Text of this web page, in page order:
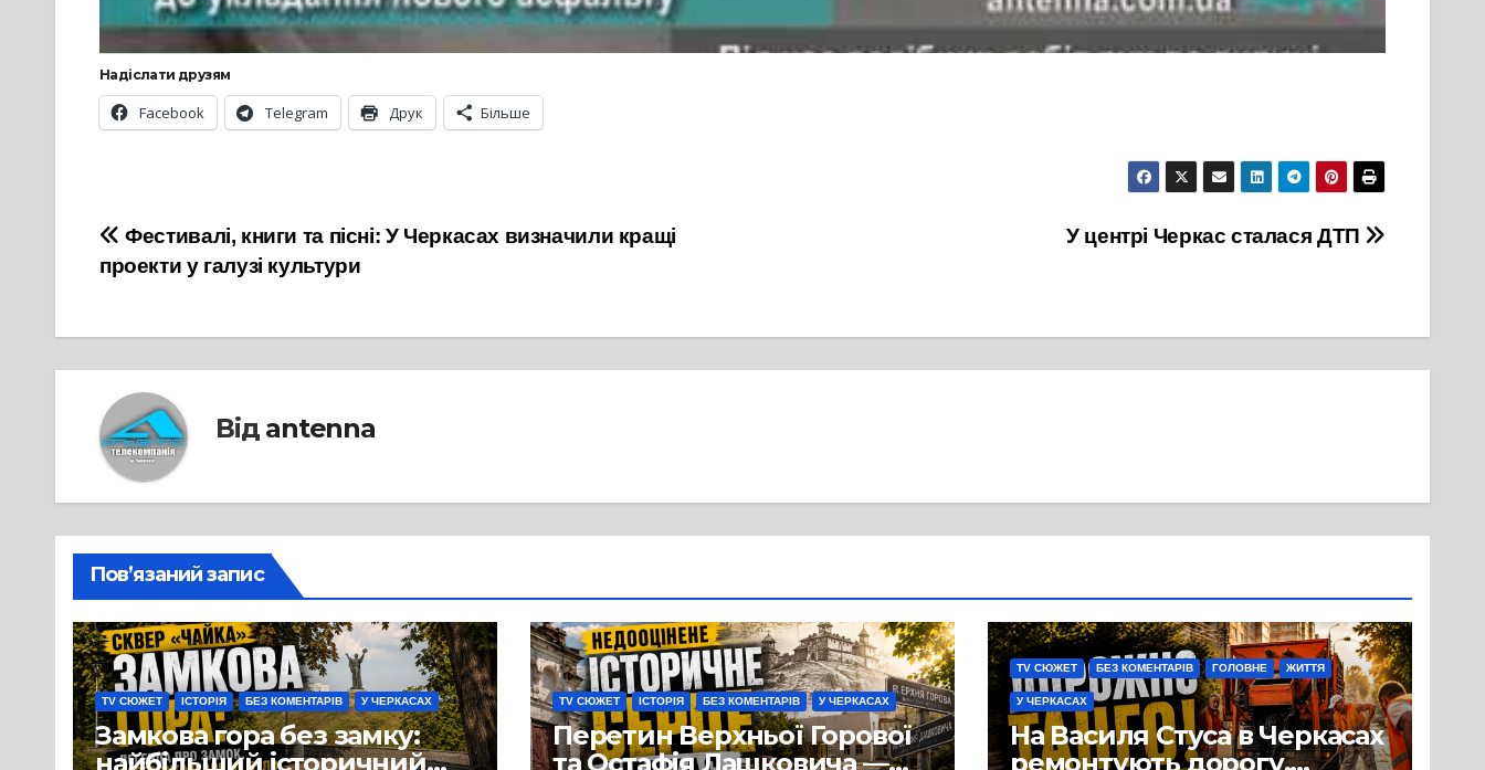
Надіслати друзям
Facebook Telegram Друк Більше
Навігація
записів
У центрі Черкас сталася ДТП
Фестивалі, книги та пісні: У Черкасах визначили кращі
проекти у галузі культури
Від antenna
Пов’язаний запис
TV СЮЖЕТ ІСТОРІЯ БЕЗ КОМЕНТАРІВ У ЧЕРКАСАХ
Замкова гора без замку:
найбільший історичний
TV СЮЖЕТ ІСТОРІЯ БЕЗ КОМЕНТАРІВ У ЧЕРКАСАХ
Перетин Верхньої Горової
та Остафія Лашковича —
TV СЮЖЕТ БЕЗ КОМЕНТАРІВ ГОЛОВНЕ ЖИТТЯ
У ЧЕРКАСАХ
На Василя Стуса в Черкасах
ремонтують дорогу.